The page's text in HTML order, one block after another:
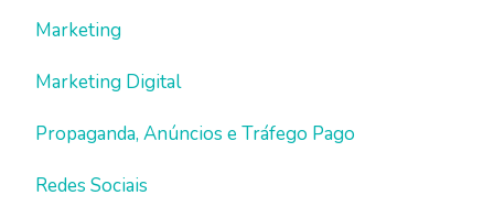
Marketing
Marketing Digital
Propaganda, Anúncios e Tráfego Pago
Redes Sociais